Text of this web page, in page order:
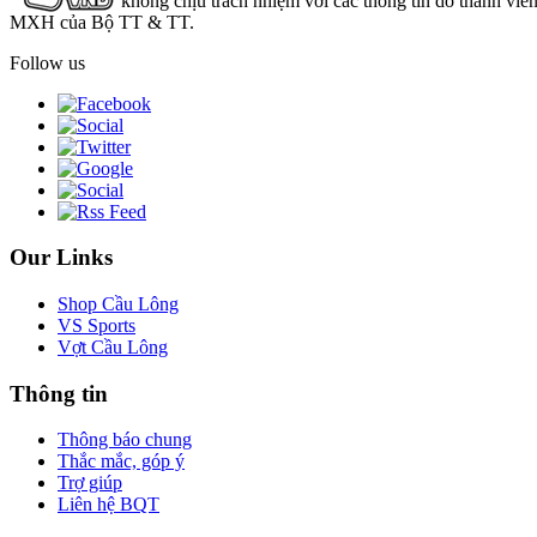
MXH của Bộ TT & TT.
Follow us
Our Links
Shop Cầu Lông
VS Sports
Vợt Cầu Lông
Thông tin
Thông báo chung
Thắc mắc, góp ý
Trợ giúp
Liên hệ BQT